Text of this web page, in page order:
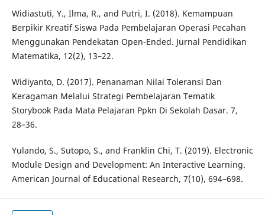
Widiastuti, Y., Ilma, R., and Putri, I. (2018). Kemampuan
Berpikir Kreatif Siswa Pada Pembelajaran Operasi Pecahan
Menggunakan Pendekatan Open-Ended. Jurnal Pendidikan
Matematika, 12(2), 13–22.
Widiyanto, D. (2017). Penanaman Nilai Toleransi Dan
Keragaman Melalui Strategi Pembelajaran Tematik
Storybook Pada Mata Pelajaran Ppkn Di Sekolah Dasar. 7,
28–36.
Yulando, S., Sutopo, S., and Franklin Chi, T. (2019). Electronic
Module Design and Development: An Interactive Learning.
American Journal of Educational Research, 7(10), 694–698.